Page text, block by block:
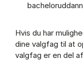
Hvis du har
dine valgfag til at
valgfag er en del